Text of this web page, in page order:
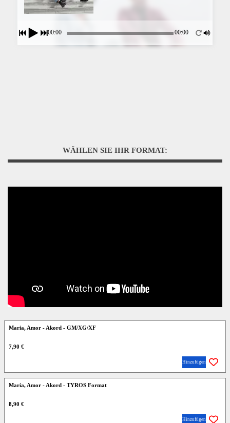
00:00 00:00
WÄHLEN SIE IHR FORMAT:
Maria, Amor - Akord - GM/XG/XF
7,90 €
Hinzufügen
Maria, Amor - Akord - TYROS Format
8,90 €
Hinzufügen